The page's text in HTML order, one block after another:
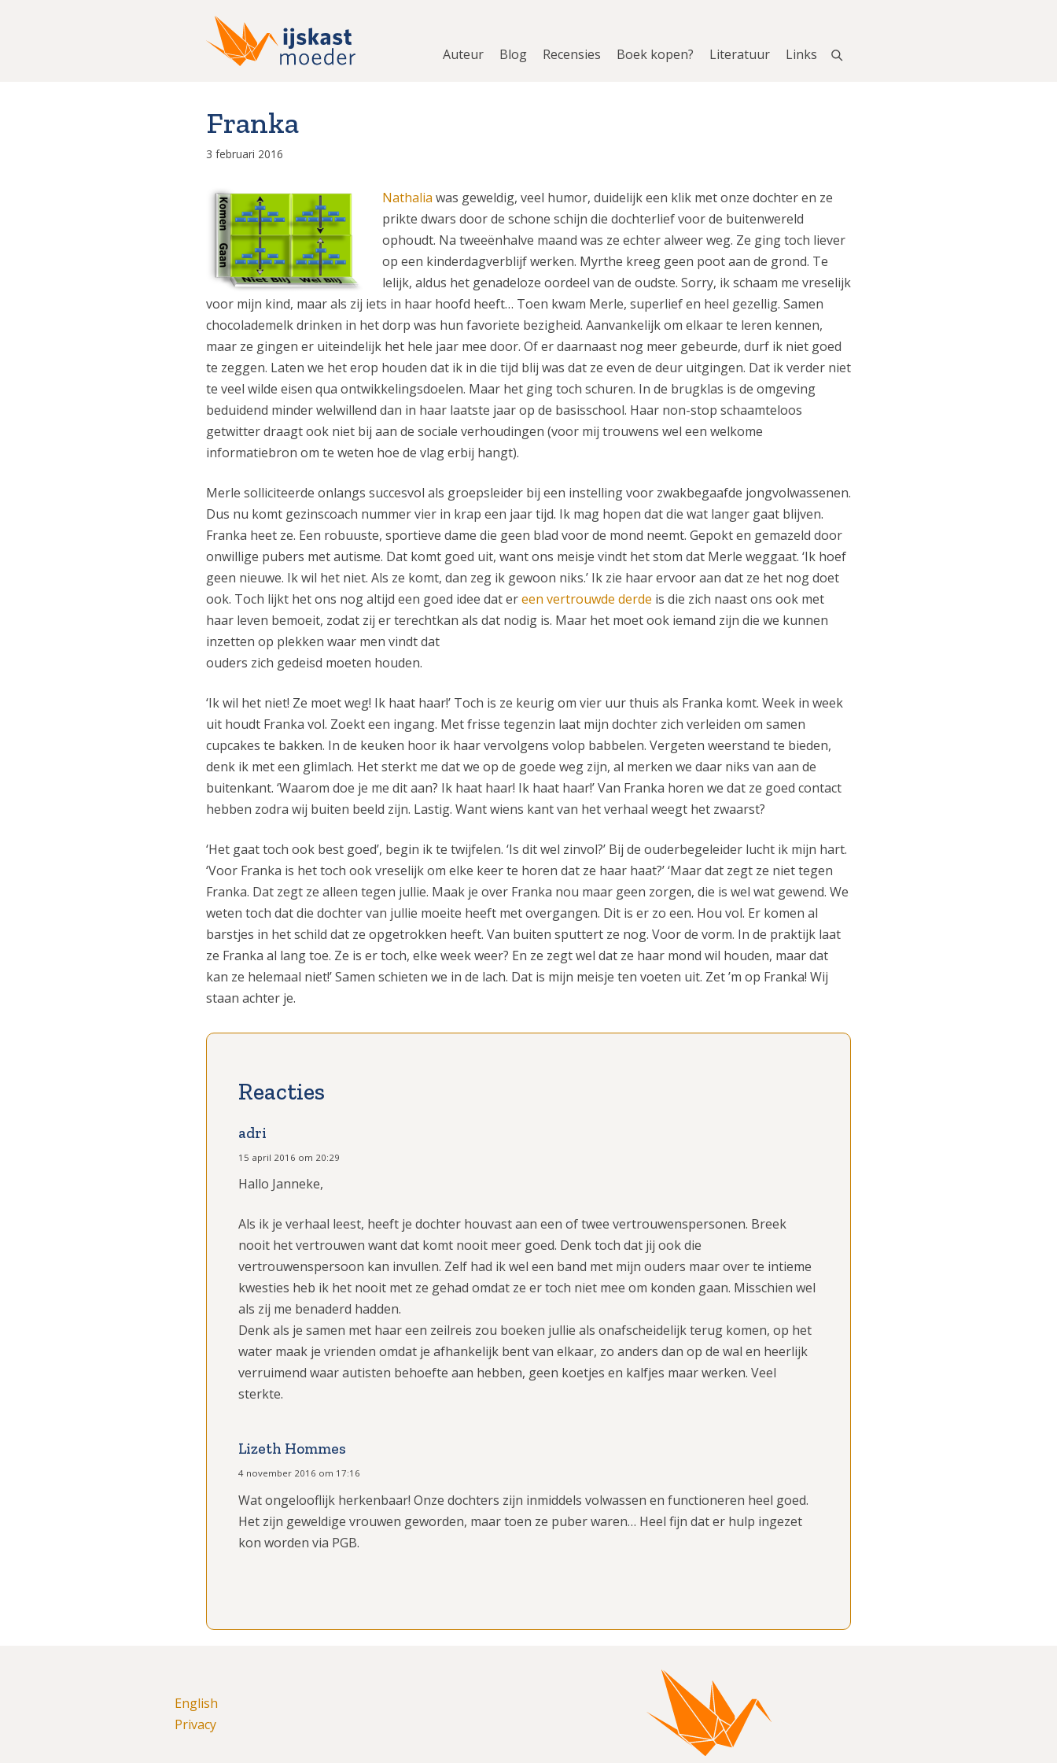
Auteur Blog Recensies Boek kopen? Literatuur Links
Franka
3 februari 2016
Nathalia was geweldig, veel humor, duidelijk een klik met onze dochter en ze
prikte dwars door de schone schijn die dochterlief voor de buitenwereld
ophoudt. Na tweeënhalve maand was ze echter alweer weg. Ze ging toch liever
op een kinderdagverblijf werken. Myrthe kreeg geen poot aan de grond. Te
lelijk, aldus het genadeloze oordeel van de oudste. Sorry, ik schaam me vreselijk
voor mijn kind, maar als zij iets in haar hoofd heeft… Toen kwam Merle, superlief en heel gezellig. Samen
chocolademelk drinken in het dorp was hun favoriete bezigheid. Aanvankelijk om elkaar te leren kennen,
maar ze gingen er uiteindelijk het hele jaar mee door. Of er daarnaast nog meer gebeurde, durf ik niet goed
te zeggen. Laten we het erop houden dat ik in die tijd blij was dat ze even de deur uitgingen. Dat ik verder niet
te veel wilde eisen qua ontwikkelingsdoelen. Maar het ging toch schuren. In de brugklas is de omgeving
beduidend minder welwillend dan in haar laatste jaar op de basisschool. Haar non-stop schaamteloos
getwitter draagt ook niet bij aan de sociale verhoudingen (voor mij trouwens wel een welkome
informatiebron om te weten hoe de vlag erbij hangt).
Merle solliciteerde onlangs succesvol als groepsleider bij een instelling voor zwakbegaafde jongvolwassenen.
Dus nu komt gezinscoach nummer vier in krap een jaar tijd. Ik mag hopen dat die wat langer gaat blijven.
Franka heet ze. Een robuuste, sportieve dame die geen blad voor de mond neemt. Gepokt en gemazeld door
onwillige pubers met autisme. Dat komt goed uit, want ons meisje vindt het stom dat Merle weggaat. ‘Ik hoef
geen nieuwe. Ik wil het niet. Als ze komt, dan zeg ik gewoon niks.’ Ik zie haar ervoor aan dat ze het nog doet
ook. Toch lijkt het ons nog altijd een goed idee dat ereen vertrouwde derde is die zich naast ons ook met
haar leven bemoeit, zodat zij er terechtkan als dat nodig is. Maar het moet ook iemand zijn die we kunnen
inzetten op plekken waar men vindt dat
ouders zich gedeisd moeten houden.
‘Ik wil het niet! Ze moet weg! Ik haat haar!’ Toch is ze keurig om vier uur thuis als Franka komt. Week in week
uit houdt Franka vol. Zoekt een ingang. Met frisse tegenzin laat mijn dochter zich verleiden om samen
cupcakes te bakken. In de keuken hoor ik haar vervolgens volop babbelen. Vergeten weerstand te bieden,
denk ik met een glimlach. Het sterkt me dat we op de goede weg zijn, al merken we daar niks van aan de
buitenkant. ‘Waarom doe je me dit aan? Ik haat haar! Ik haat haar!’ Van Franka horen we dat ze goed contact
hebben zodra wij buiten beeld zijn. Lastig. Want wiens kant van het verhaal weegt het zwaarst?
‘Het gaat toch ook best goed’, begin ik te twijfelen. ‘Is dit wel zinvol?’ Bij de ouderbegeleider lucht ik mijn hart.
‘Voor Franka is het toch ook vreselijk om elke keer te horen dat ze haar haat?’ ‘Maar dat zegt ze niet tegen
Franka. Dat zegt ze alleen tegen jullie. Maak je over Franka nou maar geen zorgen, die is wel wat gewend. We
weten toch dat die dochter van jullie moeite heeft met overgangen. Dit is er zo een. Hou vol. Er komen al
barstjes in het schild dat ze opgetrokken heeft. Van buiten sputtert ze nog. Voor de vorm. In de praktijk laat
ze Franka al lang toe. Ze is er toch, elke week weer? En ze zegt wel dat ze haar mond wil houden, maar dat
kan ze helemaal niet!’ Samen schieten we in de lach. Dat is mijn meisje ten voeten uit. Zet ’m op Franka! Wij
staan achter je.
adri
15 april 2016 om 20:29
Hallo Janneke,
Als ik je verhaal leest, heeft je dochter houvast aan een of twee vertrouwenspersonen. Breek
nooit het vertrouwen want dat komt nooit meer goed. Denk toch dat jij ook die
vertrouwenspersoon kan invullen. Zelf had ik wel een band met mijn ouders maar over te intieme
kwesties heb ik het nooit met ze gehad omdat ze er toch niet mee om konden gaan. Misschien wel
als zij me benaderd hadden.
Denk als je samen met haar een zeilreis zou boeken jullie als onafscheidelijk terug komen, op het
water maak je vrienden omdat je afhankelijk bent van elkaar, zo anders dan op de wal en heerlijk
verruimend waar autisten behoefte aan hebben, geen koetjes en kalfjes maar werken. Veel
sterkte.
Lizeth Hommes
4 november 2016 om 17:16
Wat ongelooflijk herkenbaar! Onze dochters zijn inmiddels volwassen en functioneren heel goed.
Het zijn geweldige vrouwen geworden, maar toen ze puber waren… Heel fijn dat er hulp ingezet
kon worden via PGB.
English
Privacy